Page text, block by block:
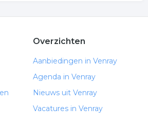
Overzichten
Aanbiedingen in Venray
Agenda in Venray
Nieuws uit Venray
Vacatures in Venray